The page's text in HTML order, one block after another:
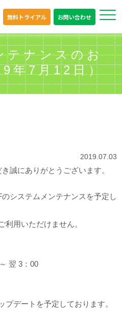
無料トライアル お問い合わせ
テナンスのお
年7月12日）
2019.07.03
誠にありがとうございます。
システムメンテナンスを予定し
利用いただけません。
翌 3：00
デートを予定しております。